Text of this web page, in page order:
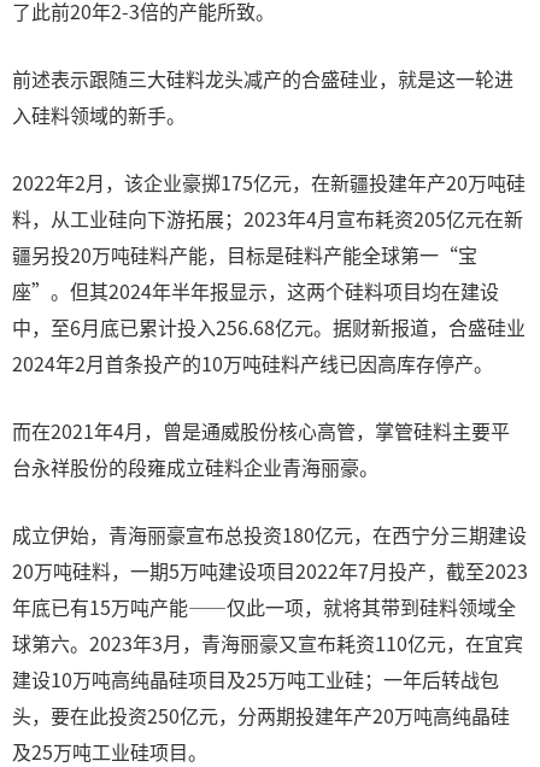
了此前20年2-3倍的产能所致。
前述表示跟随三大硅料龙头减产的合盛硅业，就是这一轮进
入硅料领域的新手。
2022年2月，该企业豪掷175亿元，在新疆投建年产20万吨硅
料，从工业硅向下游拓展；2023年4月宣布耗资205亿元在新
疆另投20万吨硅料产能，目标是硅料产能全球第一“宝
座”。但其2024年半年报显示，这两个硅料项目均在建设
中，至6月底已累计投入256.68亿元。据财新报道，合盛硅业
2024年2月首条投产的10万吨硅料产线已因高库存停产。
而在2021年4月，曾是通威股份核心高管，掌管硅料主要平
台永祥股份的段雍成立硅料企业青海丽豪。
成立伊始，青海丽豪宣布总投资180亿元，在西宁分三期建设
20万吨硅料，一期5万吨建设项目2022年7月投产，截至2023
年底已有15万吨产能——仅此一项，就将其带到硅料领域全
球第六。2023年3月，青海丽豪又宣布耗资110亿元，在宜宾
建设10万吨高纯晶硅项目及25万吨工业硅；一年后转战包
头，要在此投资250亿元，分两期投建年产20万吨高纯晶硅
及25万吨工业硅项目。